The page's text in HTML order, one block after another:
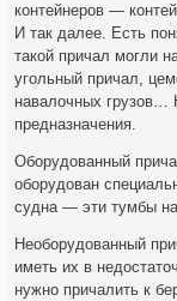
контейнеров —
И так далее. Есть
такой причал могли
угольный причал,
навалочных грузов…
предназначения.
Оборудованный
оборудован
судна — эти тумбы
Необорудованный
иметь их в
нужно причалить к